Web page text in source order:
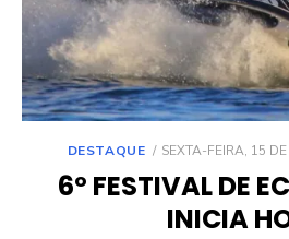
DESTAQUE
POSTED
SEXTA-FEIRA, 15
6º FESTIVAL DE
INICIA